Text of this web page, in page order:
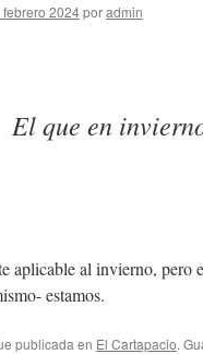
febrero 2024poradmin
El que en
aplicable al invierno, pero
estamos.
publicada en El Cartapacio.